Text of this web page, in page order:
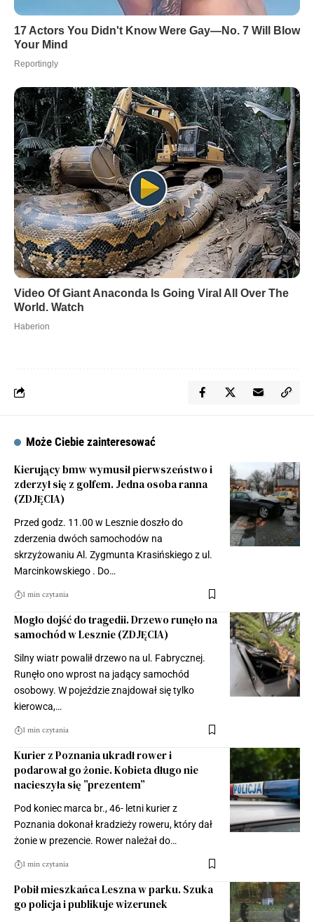
Może Ciebie zainteresować
Kierujący bmw wymusił pierwszeństwo i
zderzył się z golfem. Jedna osoba ranna
(ZDJĘCIA)
Przed godz. 11.00 w Lesznie doszło do
zderzenia dwóch samochodów na
skrzyżowaniu Al. Zygmunta Krasińskiego z ul.
Marcinkowskiego . Do…
1 min czytania
Mogło dojść do tragedii. Drzewo runęło na
samochód w Lesznie (ZDJĘCIA)
Silny wiatr powalił drzewo na ul. Fabrycznej.
Runęło ono wprost na jadący samochód
osobowy. W pojeździe znajdował się tylko
kierowca,…
1 min czytania
Kurier z Poznania ukradł rower i
podarował go żonie. Kobieta długo nie
nacieszyła się ”prezentem”
Pod koniec marca br., 46- letni kurier z
Poznania dokonał kradzieży roweru, który dał
żonie w prezencie. Rower należał do…
1 min czytania
Pobił mieszkańca Leszna w parku. Szuka
go policja i publikuje wizerunek